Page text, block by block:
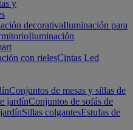
y
decorativaIluminación para
Iluminación
con rielesCintas Led
Conjuntos de mesas y sillas de
jardínConjuntos de sofás de
Sillas colgantesEstufas de